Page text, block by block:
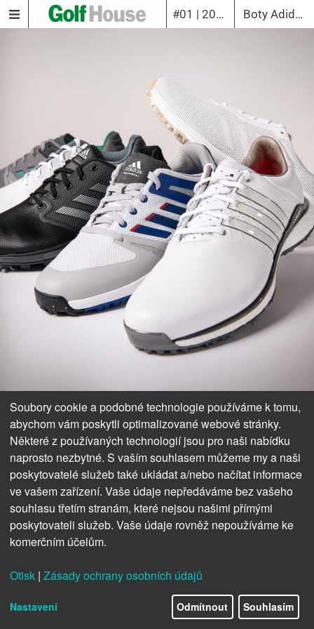
#01 | 2021 Boty Adidas
NEJNOVĚJŠÍ
Soubory cookie a podobné technologie používáme k tomu,
abychom vám poskytli optimalizované webové stránky.
Některé z používaných technologií jsou pro naši nabídku
naprosto nezbytné. S vaším souhlasem můžeme my a naši
poskytovatelé služeb také ukládat a/nebo načítat informace
ve vašem zařízení. Vaše údaje nepředáváme bez vašeho
souhlasu třetím stranám, které nejsou našimi přímými
poskytovateli služeb. Vaše údaje rovněž nepoužíváme ke
komerčním účelům.
Otisk | Zásady ochrany osobních údajů
Nastavení Odmítnout Souhlasím